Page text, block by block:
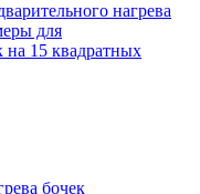
нагрева
для
на 15 квадратных
бочек